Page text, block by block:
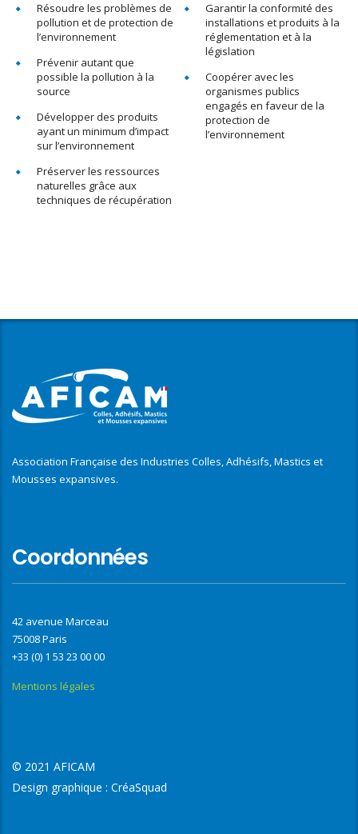
Résoudre les problèmes de
pollution et de protection de
l’environnement
Prévenir autant que
possible la pollution à la
source
Développer des produits
ayant un minimum d’impact
sur l’environnement
Préserver les ressources
naturelles grâce aux
techniques de récupération
Garantir la conformité des
installations et produits à la
réglementation et à la
législation
Coopérer avec les
organismes publics
engagés en faveur de la
protection de
l’environnement
Association Française des Industries Colles, Adhésifs, Mastics et
Mousses expansives.
Coordonnées
42 avenue Marceau
75008 Paris
+33 (0) 1 53 23 00 00
Mentions légales
© 2021 AFICAM
Design graphique : CréaSquad